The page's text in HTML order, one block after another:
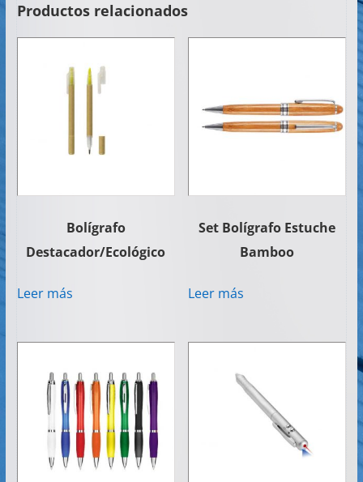
Productos relacionados
Bolígrafo
Destacador/Ecológico
Leer más
Set Bolígrafo Estuche
Bamboo
Leer más